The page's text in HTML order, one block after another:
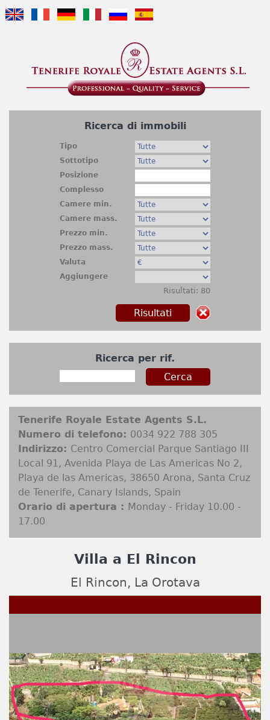
Jump to navigation
Ricerca di immobili
Tipo
Sottotipo
Posizione
Complesso
Camere min.
Camere mass.
Prezzo min.
Prezzo mass.
Valuta
Aggiungere
Risultati: 80
Ricerca per rif.
Tenerife Royale Estate Agents S.L.
Numero di telefono: 0034 922 788 305
Indirizzo: Centro Comercial Parque Santiago III
Local 91, Avenida Playa de Las Americas No 2,
Playa de las Americas, 38650 Arona, Santa Cruz
de Tenerife, Canary Islands, Spain
Orario di apertura : Monday - Friday 10.00 -
17.00
Villa a El Rincon
El Rincon, La Orotava